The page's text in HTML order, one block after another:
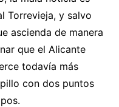
Torrevieja, y salvo
ascienda de manera
que el Alicante
todavía más
con dos puntos